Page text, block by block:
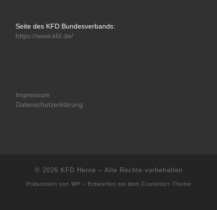
Seite des KFD Bundesverbands:
https://www.kfd.de/
Impressum
Datenschutzerklärung
© 2026 KFD Herne – Alle Rechte vorbehalten
Präsentiert von WP – Entworfen mit dem Customizr-Theme